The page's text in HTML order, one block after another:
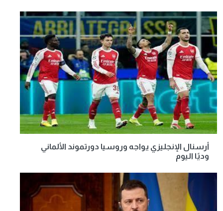
أرسنال الإنجليزي يواجه وروسيا دورتموند الألماني
وديًا اليوم